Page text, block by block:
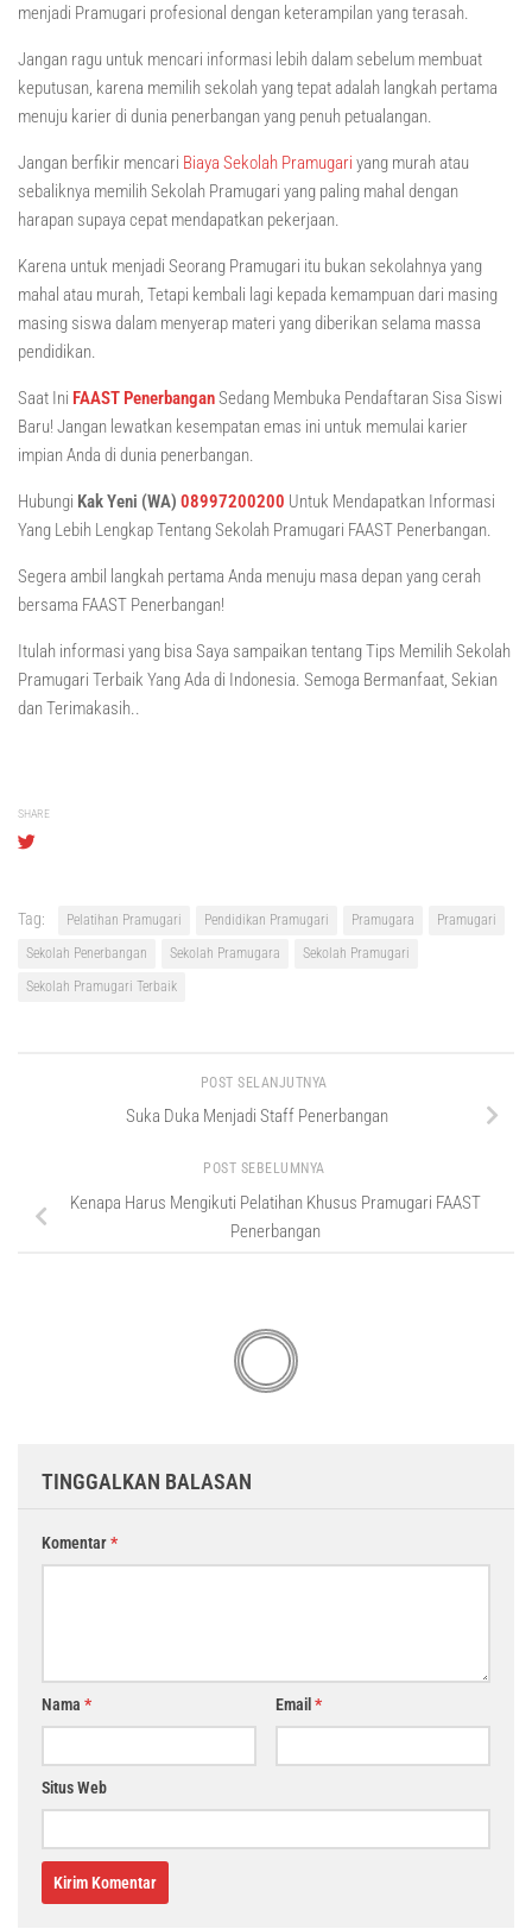
menjadi Pramugari profesional dengan keterampilan yang terasah.
Jangan ragu untuk mencari informasi lebih dalam sebelum membuat
keputusan, karena memilih sekolah yang tepat adalah langkah pertama
menuju karier di dunia penerbangan yang penuh petualangan.
Jangan berfikir mencari Biaya Sekolah Pramugari yang murah atau
sebaliknya memilih Sekolah Pramugari yang paling mahal dengan
harapan supaya cepat mendapatkan pekerjaan.
Karena untuk menjadi Seorang Pramugari itu bukan sekolahnya yang
mahal atau murah, Tetapi kembali lagi kepada kemampuan dari masing
masing siswa dalam menyerap materi yang diberikan selama massa
pendidikan.
Saat Ini FAAST PenerbanganSedang Membuka Pendaftaran Sisa Siswi
Baru! Jangan lewatkan kesempatan emas ini untuk memulai karier
impian Anda di dunia penerbangan.
Hubungi Kak Yeni (WA) 08997200200 Untuk Mendapatkan Informasi
Yang Lebih Lengkap Tentang Sekolah Pramugari FAAST Penerbangan.
Segera ambil langkah pertama Anda menuju masa depan yang cerah
bersama FAAST Penerbangan!
Itulah informasi yang bisa Saya sampaikan tentang Tips Memilih Sekolah
Pramugari Terbaik Yang Ada di Indonesia. Semoga Bermanfaat, Sekian
dan Terimakasih..
SHARE
Tag: Pelatihan Pramugari Pendidikan Pramugari Pramugara
Pramugari
Sekolah Penerbangan
Sekolah Pramugara
Sekolah Pramugari
Sekolah Pramugari Terbaik
POST SELANJUTNYA
Suka Duka Menjadi Staff Penerbangan
POST SEBELUMNYA
Kenapa Harus Mengikuti Pelatihan Khusus Pramugari FAAST
Penerbangan
TINGGALKAN BALASAN
Komentar*
Nama * Email *
Situs Web